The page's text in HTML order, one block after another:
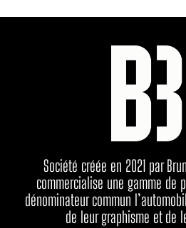
Société créée en 2021 par
commercialise une gamme de
dénominateur commun
de leur graphisme et de